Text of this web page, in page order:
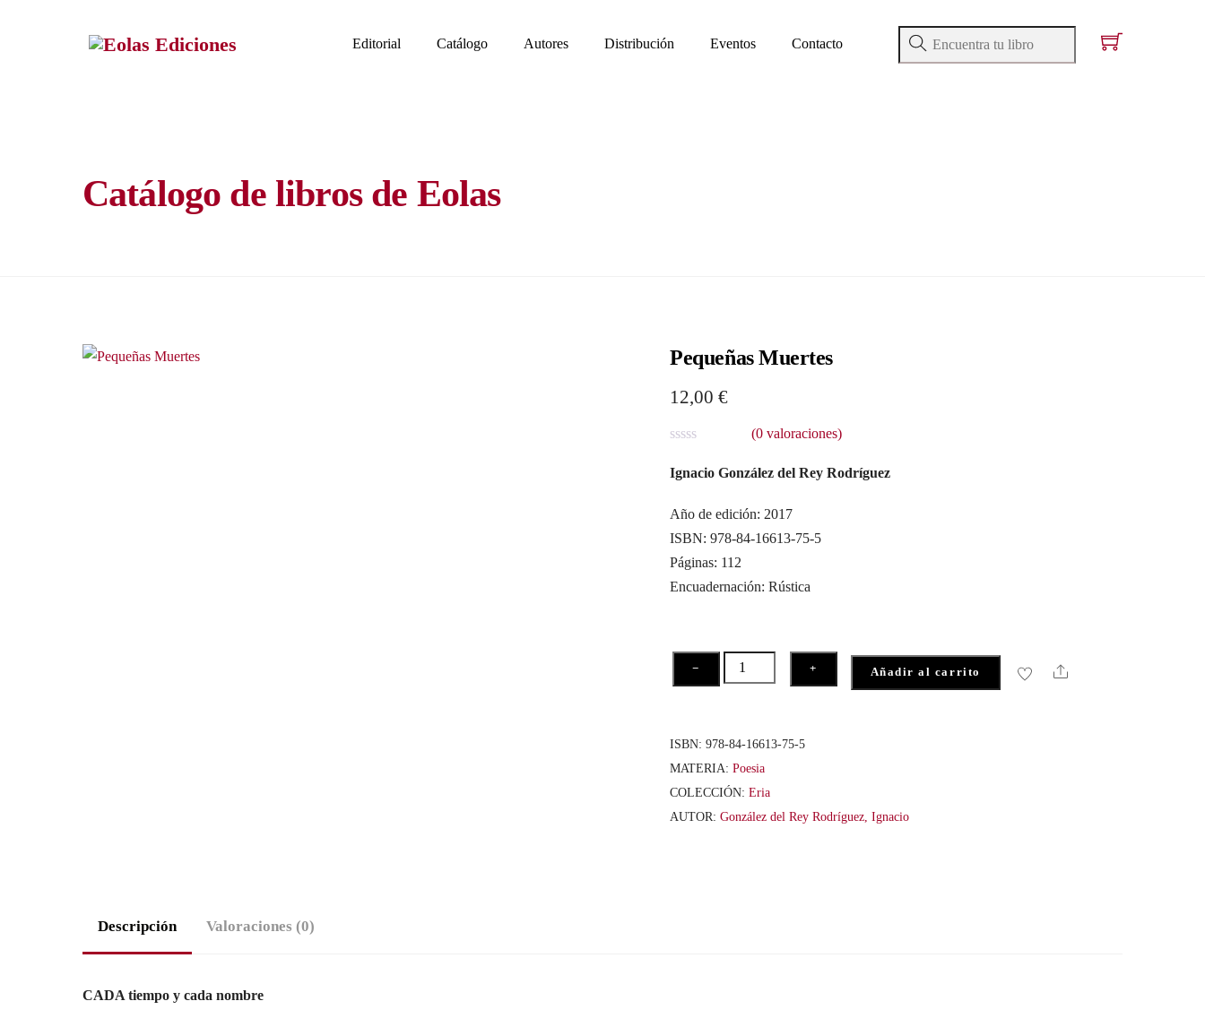
Editorial Catálogo Autores Distribución Eventos Contacto
Catálogo de libros de Eolas
Pequeñas Muertes
12,00€
a
r
d
o
c
o
5
(0valoraciones)
Ignacio González del Rey Rodríguez
Año de edición: 2017
ISBN: 978-84-16613-75-5
Páginas: 112
Encuadernación: Rústica
−
Pequeñas
Muertes
+ Añadir al carrito Share
ISBN:978-84-16613-75-5
MATERIA:Poesia
COLECCIÓN:Eria
AUTOR:González del Rey Rodríguez, Ignacio
Descripción Valoraciones (0)
CADA tiempo y cada nombre